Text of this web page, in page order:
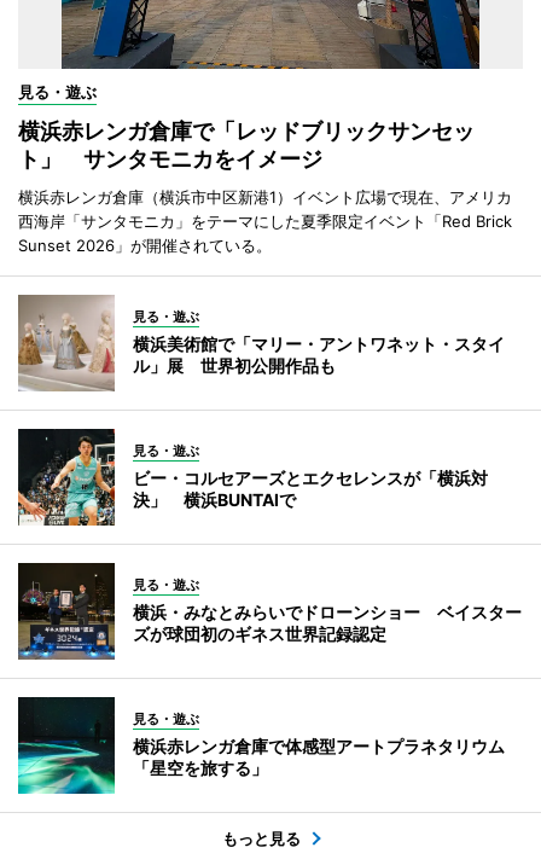
見る・遊ぶ
横浜赤レンガ倉庫で「レッドブリックサンセッ
ト」 サンタモニカをイメージ
横浜赤レンガ倉庫（横浜市中区新港1）イベント広場で現在、アメリカ
西海岸「サンタモニカ」をテーマにした夏季限定イベント「Red Brick
Sunset 2026」が開催されている。
見る・遊ぶ
横浜美術館で「マリー・アントワネット・スタイ
ル」展 世界初公開作品も
見る・遊ぶ
ビー・コルセアーズとエクセレンスが「横浜対
決」 横浜BUNTAIで
見る・遊ぶ
横浜・みなとみらいでドローンショー ベイスター
ズが球団初のギネス世界記録認定
見る・遊ぶ
横浜赤レンガ倉庫で体感型アートプラネタリウム
「星空を旅する」
もっと見る